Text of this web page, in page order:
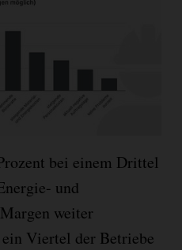
bei einem Drittel
und
weiter
Viertel der Betriebe